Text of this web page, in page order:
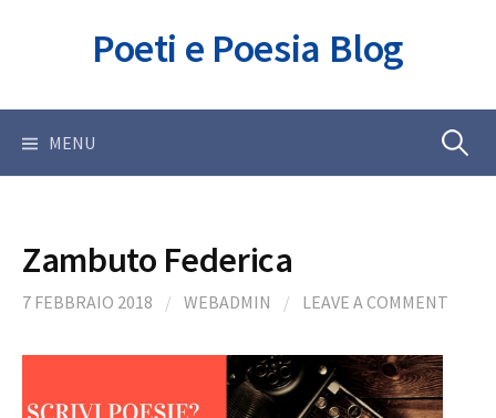
Poeti e Poesia Blog
MENU Ricerca
Zambuto Federica
7 FEBBRAIO 2018 / WEBADMIN / LEAVE A COMMENT